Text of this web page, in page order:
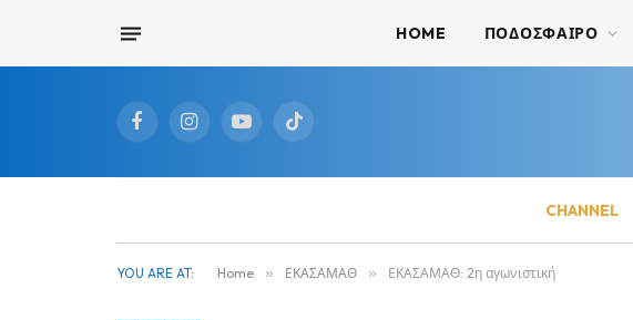
HOME ΠΟΔΟΣΦΑΙΡΟ
FacebookInstagramYouTubeTikTok
CHANNEL
YOU ARE AT: Home » ΕΚΑΣΑΜΑΘ » ΕΚΑΣΑΜΑΘ: 2η αγωνιστική